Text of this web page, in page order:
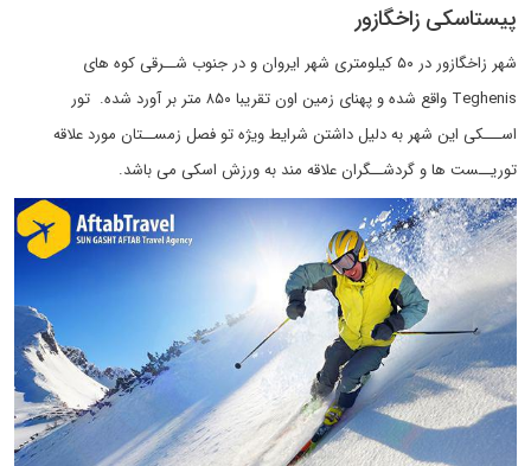
پیستاسکی زاخگازور
شهر زاخگازور در ۵۰ کیلومتری شهر ایروان و در جنوب شــرقی کوه های
Teghenis واقع شده و پهنای زمین اون تقریبا ۸۵۰ متر بر آورد شده. تور
اســـکی این شهر به دلیل داشتن شرایط ویژه تو فصل زمســتان مورد علاقه
توریــست ها و گردشــگران علاقه مند به ورزش اسکی می باشد.